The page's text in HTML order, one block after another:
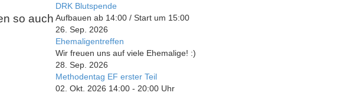
so auch
DRK Blutspende
Aufbauen ab 14:00 / Start um 15:00
26. Sep. 2026
Ehemaligentreffen
Wir freuen uns auf viele Ehemalige! :)
28. Sep. 2026
Methodentag EF erster Teil
02. Okt. 2026 14:00 - 20:00 Uhr